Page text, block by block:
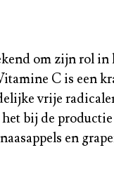
om zijn rol in
C is een
vrije
bij de
en